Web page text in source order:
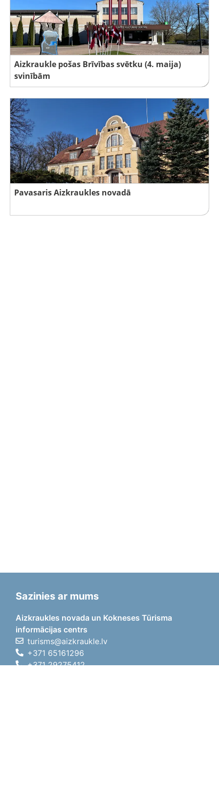
Aizkraukle pošas Brīvības svētku (4. maija)
svinībām
Pavasaris Aizkraukles novadā
Sazinies ar mums
Aizkraukles novada un Kokneses Tūrisma
informācijas centrs
turisms@aizkraukle.lv
+371 65161296
+371 29275412